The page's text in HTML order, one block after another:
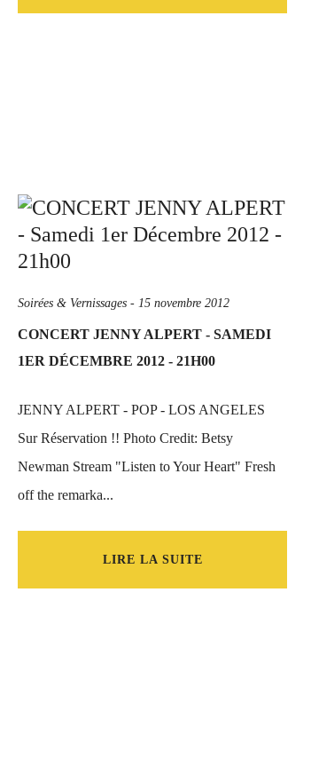
Soirées & Vernissages - 15 novembre 2012
CONCERT JENNY ALPERT - SAMEDI
1ER DÉCEMBRE 2012 - 21H00
JENNY ALPERT - POP - LOS ANGELES
Sur Réservation !! Photo Credit: Betsy
Newman Stream "Listen to Your Heart" Fresh
off the remarka...
LIRE LA SUITE